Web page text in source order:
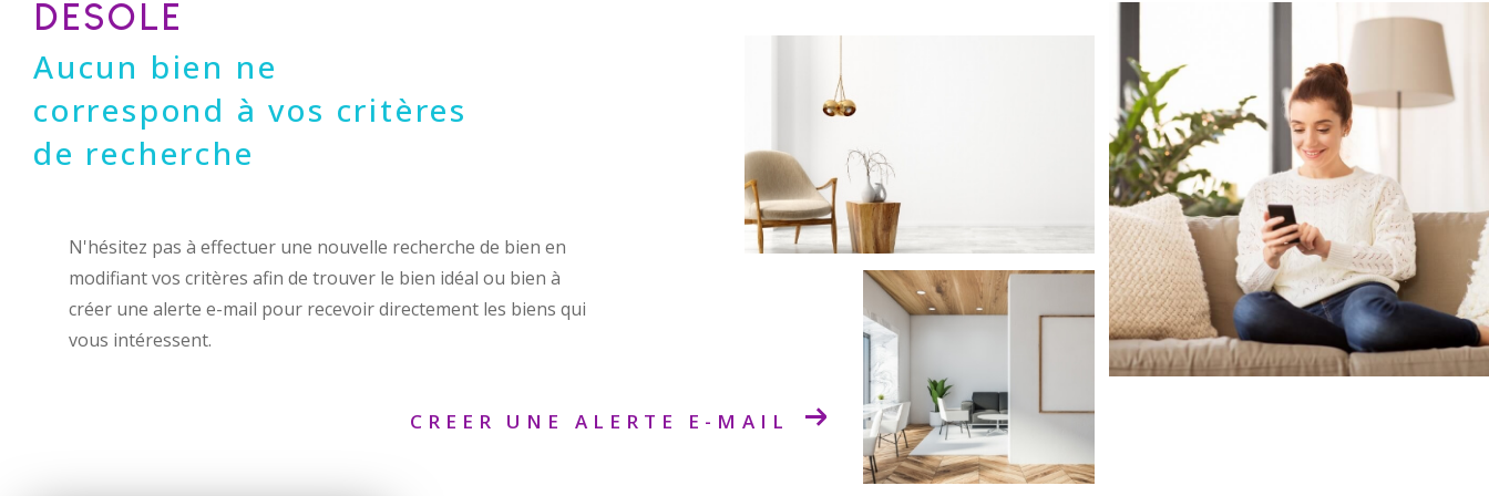
DÉSOLÉ
Aucun bien ne
correspond à vos critères
de recherche
N'hésitez pas à effectuer une nouvelle recherche de bien en
modifiant vos critères afin de trouver le bien idéal ou bien à
créer une alerte e-mail pour recevoir directement les biens qui
vous intéressent.
CREER UNE ALERTE E-MAIL